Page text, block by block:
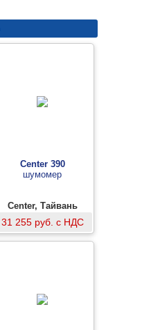
Center 390
шумомер
Center, Тайвань
31 255 руб. с НДС